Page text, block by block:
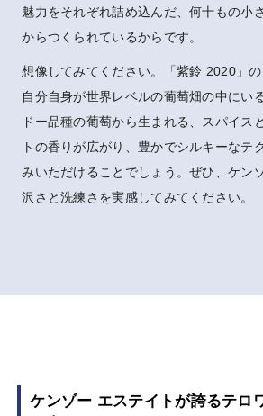
魅力をそれぞれ詰め込んだ、何十もの小
からつくられているからです。
想像してみてください。「紫鈴 2020」の
自分自身が世界レベルの葡萄畑の中にい
ドー品種の葡萄から生まれる、スパイス
トの香りが広がり、豊かでシルキーなテ
みいただけることでしょう。ぜひ、ケン
沢さと洗練さを実感してみてください。
ケンゾー エステイトが誇るテロ